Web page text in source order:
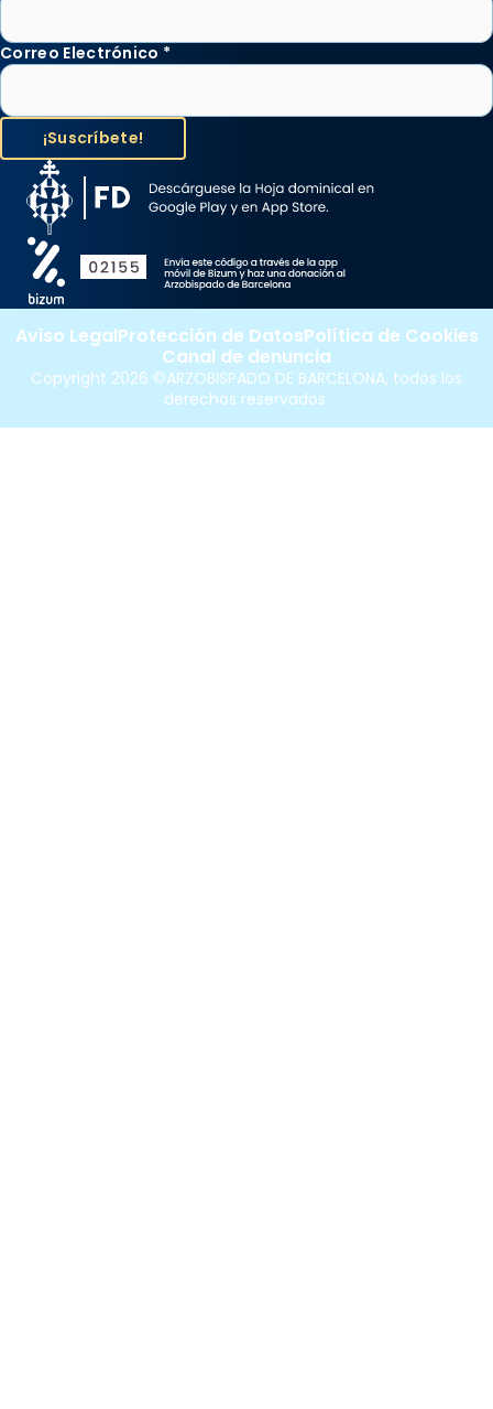
Correo Electrónico *
Copyright 2026 ©ARZOBISPADO DE BARCELONA, todos los
derechos reservados.
Aviso LegalProtección de DatosPolítica de Cookies
Canal de denuncia